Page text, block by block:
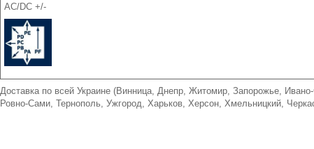
АС/DC +/-
Доставка по всей Украине (Винница, Днепр, Житомир, Запорожье,
Ровно-Сами, Тернополь, Ужгород, Харьков,